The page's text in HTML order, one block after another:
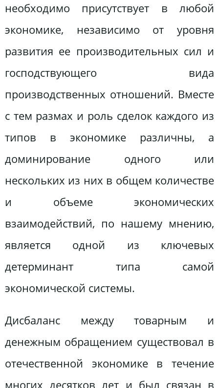
необходимо присутствует в любой
экономике, независимо от уровня
развития ее производительных сил и
господствующего вида
производственных отношений. Вместе
с тем размах и роль сделок каждого из
типов в экономике различны, а
доминирование одного или
нескольких из них в общем количестве
и объеме экономических
взаимодействий, по нашему мнению,
является одной из ключевых
детерминант типа самой
экономической системы.
Дисбаланс между товарным и
денежным обращением существовал в
отечественной экономике в течение
многих десятков лет и был связан в